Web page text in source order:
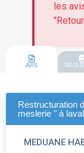
les
AVIS
Restructuration
meslerie " à laval
MEDUANE